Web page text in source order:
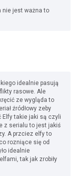
nie jest ważna to
idealnie pasują
rasowe. Ale
ze wygląda to
źródłowy zeby
Elfy takie jaki są czyli
z serialu to jest jakiś
A przciez elfy to
rozniące się od
idealnie
tak jak zrobiły